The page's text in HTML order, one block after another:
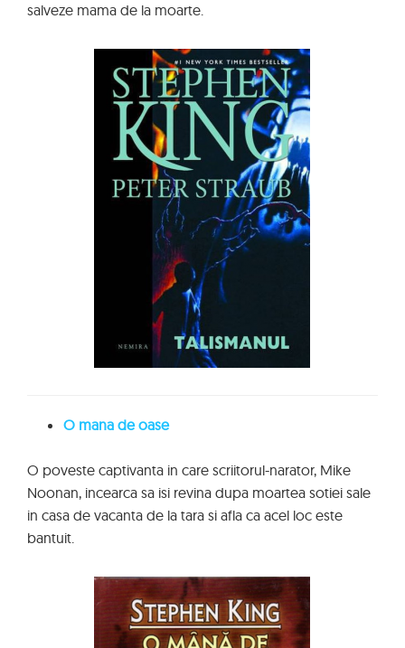
salveze mama de la moarte.
O mana de oase
O poveste captivanta in care scriitorul-narator, Mike
Noonan, incearca sa isi revina dupa moartea sotiei sale
in casa de vacanta de la tara si afla ca acel loc este
bantuit.